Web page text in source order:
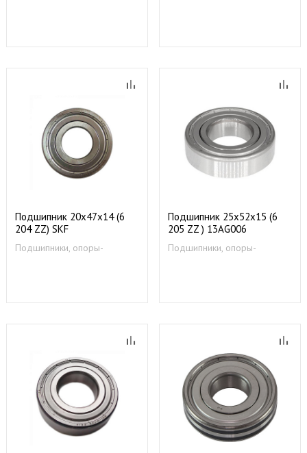
Подшипник 20х47х14 (6
204 ZZ) SKF
Подшипники, опоры-
Подшипник 25x52x15 (6
205 ZZ ) 13AG006
Подшипники, опоры-